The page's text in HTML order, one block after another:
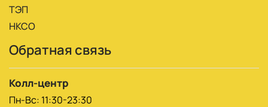
ТЭП
НКСО
Обратная связь
Колл-центр
Пн-Вс: 11:30-23:30